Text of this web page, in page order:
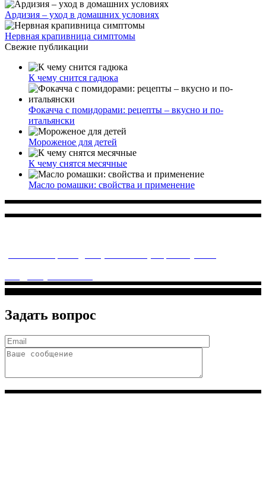
Ардизия – уход в домашних условиях
Нервная крапивница симптомы
Свежие публикации
К чему снится гадюка
Фокачча с помидорами: рецепты – вкусно и по-
итальянски
Мороженое для детей
К чему снятся месячные
Масло ромашки: свойства и применение
Задать вопрос